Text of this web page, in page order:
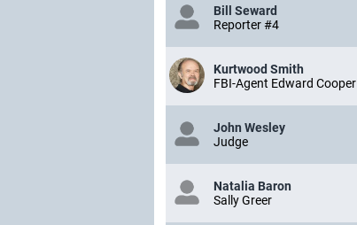
Bill Seward
Reporter #4
Kurtwood Smith
FBI-Agent Edward Cooper
John Wesley
Judge
Natalia Baron
Sally Greer